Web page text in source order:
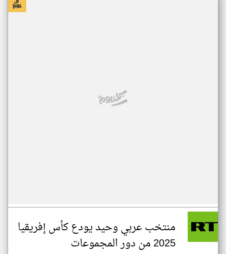
منتخب عربي وحيد يودع كأس إفريقيا
2025 من دور المجموعات